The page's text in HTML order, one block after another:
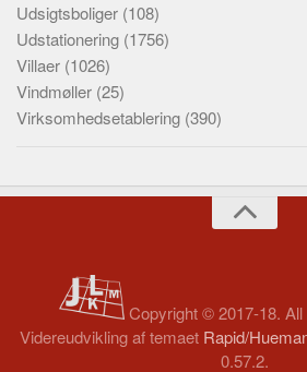
Udsigtsboliger (108)
Udstationering (1756)
Villaer (1026)
Vindmøller (25)
Virksomhedsetablering (390)
Copyright © 2017-18. All
Videreudvikling af temaet Rapid/
0.57.2.